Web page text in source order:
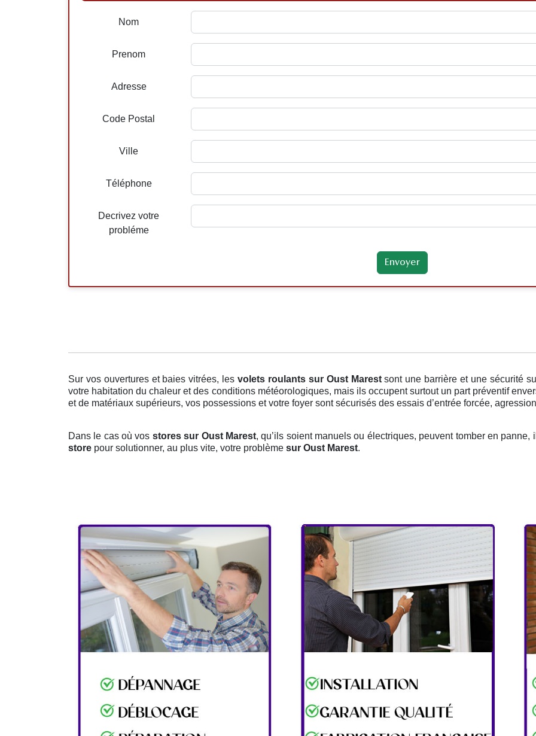
Nom
Prenom
Adresse
Code Postal
Ville
Téléphone
Decrivez votre
probléme
Sur vos ouvertures et baies vitrées, lesvolets roulants sur Oust Marestsont une barrière et une sécurité
votre habitation du chaleur et des conditions météorologiques, mais ils occupent surtout un part préventif
et de matériaux supérieurs, vos possessions et votre foyer sont sécurisés des essais d’entrée forcée,
Dans le cas où vos stores sur Oust Marest, qu’ils soient manuels ou électriques, peuvent tomber en
store pour solutionner, au plus vite, votre problème sur Oust Marest.